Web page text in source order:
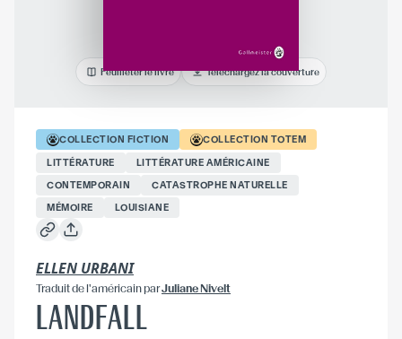
Feuilleter le livre Téléchargez la couverture
COLLECTION FICTION COLLECTION TOTEM
LITTÉRATURE
LITTÉRATURE AMÉRICAINE
CONTEMPORAIN
CATASTROPHE NATURELLE
MÉMOIRE
LOUISIANE
ELLEN URBANI
Traduitde l'américainparJuliane Nivelt
LANDFALL